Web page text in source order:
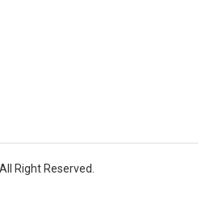
Right Reserved.